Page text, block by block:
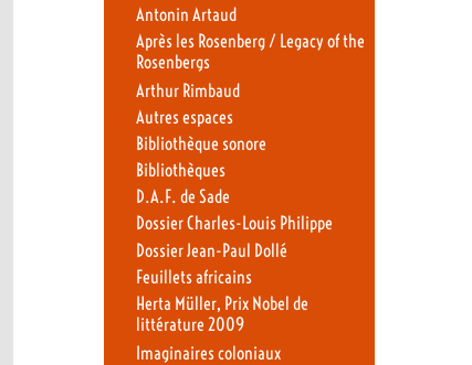
Antonin Artaud
Après les Rosenberg / Legacy of the
Rosenbergs
Arthur Rimbaud
Autres espaces
Bibliothèque sonore
Bibliothèques
D.A.F. de Sade
Dossier Charles-Louis Philippe
Dossier Jean-Paul Dollé
Feuillets africains
Herta Müller, Prix Nobel de
littérature 2009
Imaginaires coloniaux